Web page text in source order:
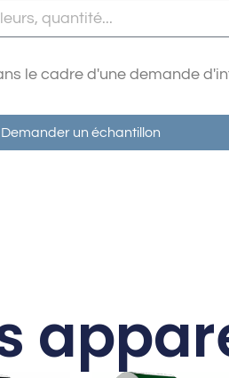
le cadre d'une demande
Demander un échantillon